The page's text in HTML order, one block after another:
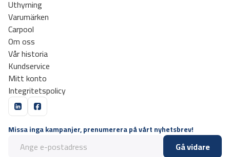
Uthyrning
Varumärken
Carpool
Om oss
Vår historia
Kundservice
Mitt konto
Integritetspolicy
Missa inga kampanjer, prenumerera på vårt nyhetsbrev!
Gå vidare